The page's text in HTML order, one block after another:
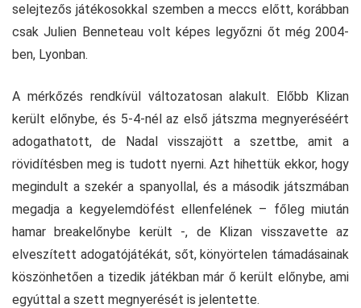
selejtezős játékosokkal szemben a meccs előtt, korábban
csak Julien Benneteau volt képes legyőzni őt még 2004-
ben, Lyonban.
A mérkőzés rendkívül változatosan alakult. Előbb Klizan
került előnybe, és 5-4-nél az első játszma megnyeréséért
adogathatott, de Nadal visszajött a szettbe, amit a
rövidítésben meg is tudott nyerni. Azt hihettük ekkor, hogy
megindult a szekér a spanyollal, és a második játszmában
megadja a kegyelemdöfést ellenfelének – főleg miután
hamar breakelőnybe került -, de Klizan visszavette az
elveszített adogatójátékát, sőt, könyörtelen támadásainak
köszönhetően a tizedik játékban már ő került előnybe, ami
egyúttal a szett megnyerését is jelentette.